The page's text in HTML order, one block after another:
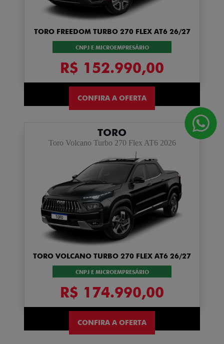
TORO FREEDOM TURBO 270 FLEX AT6 26/27
CNPJ E MICROEMPRESÁRIO
R$ 152.990,00
CONFIRA A OFERTA
TORO
Toro Volcano Turbo 270 Flex AT6 2026
TORO VOLCANO TURBO 270 FLEX AT6 26/27
CNPJ E MICROEMPRESÁRIO
R$ 174.990,00
CONFIRA A OFERTA